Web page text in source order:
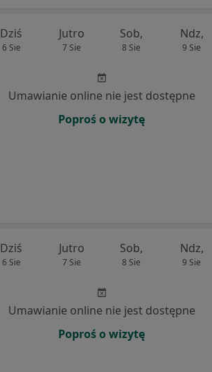
Dziś
6 Sie
Jutro
7 Sie
Sob,
8 Sie
Ndz,
9 Sie
Umawianie online nie jest dostępne
Poproś o wizytę
Dziś
6 Sie
Jutro
7 Sie
Sob,
8 Sie
Ndz,
9 Sie
Umawianie online nie jest dostępne
Poproś o wizytę